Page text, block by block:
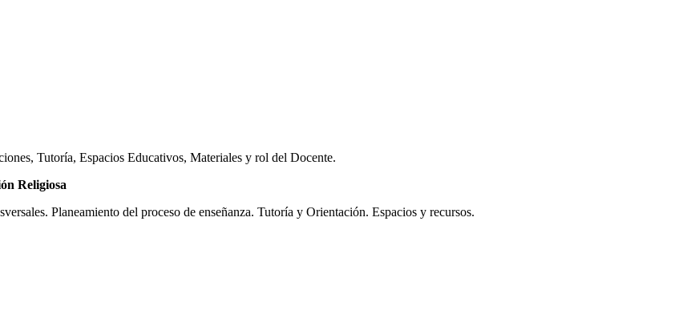
Tutoría, Espacios Educativos, Materiales y rol del Docente.
Religiosa
Planeamiento del proceso de enseñanza. Tutoría y Orientación. Espacios y recursos.